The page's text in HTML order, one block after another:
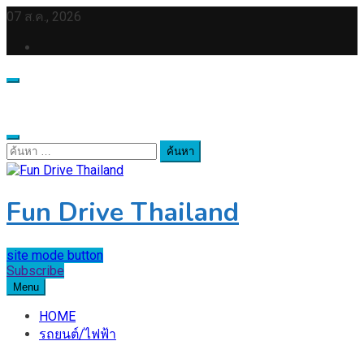
Skip
content
07 ส.ค., 2026
ค้นหา
สำหรับ:
Fun Drive Thailand
site mode button
Subscribe
Menu
HOME
รถยนต์/ไฟฟ้า